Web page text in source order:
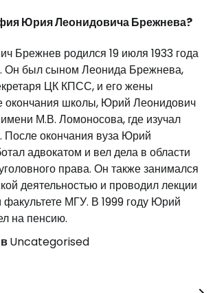
Юрия Леонидовича Брежнева?
Брежнев родился 19 июля 1933 года
Он был сыном Леонида Брежнева,
ЦК КПСС, и его жены
окончания школы, Юрий Леонидович
М.В. Ломоносова, где изучал
После окончания вуза Юрий
адвокатом и вел дела в области
права. Он также занимался
деятельностью и проводил лекции
МГУ. В 1999 году Юрий
на пенсию.
Uncategorised